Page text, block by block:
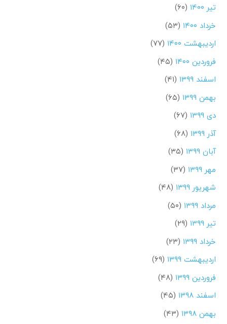
تیر ۱۴۰۰
(۶۰)
خرداد ۱۴۰۰
(۵۳)
اردیبهشت ۱۴۰۰
(۷۷)
فروردین ۱۴۰۰
(۴۵)
اسفند ۱۳۹۹
(۴۱)
بهمن ۱۳۹۹
(۶۵)
دی ۱۳۹۹
(۶۷)
آذر ۱۳۹۹
(۶۸)
آبان ۱۳۹۹
(۳۵)
مهر ۱۳۹۹
(۳۷)
شهریور ۱۳۹۹
(۴۸)
مرداد ۱۳۹۹
(۵۰)
تیر ۱۳۹۹
(۲۹)
خرداد ۱۳۹۹
(۲۳)
اردیبهشت ۱۳۹۹
(۶۹)
فروردین ۱۳۹۹
(۴۸)
اسفند ۱۳۹۸
(۴۵)
بهمن ۱۳۹۸
(۴۳)